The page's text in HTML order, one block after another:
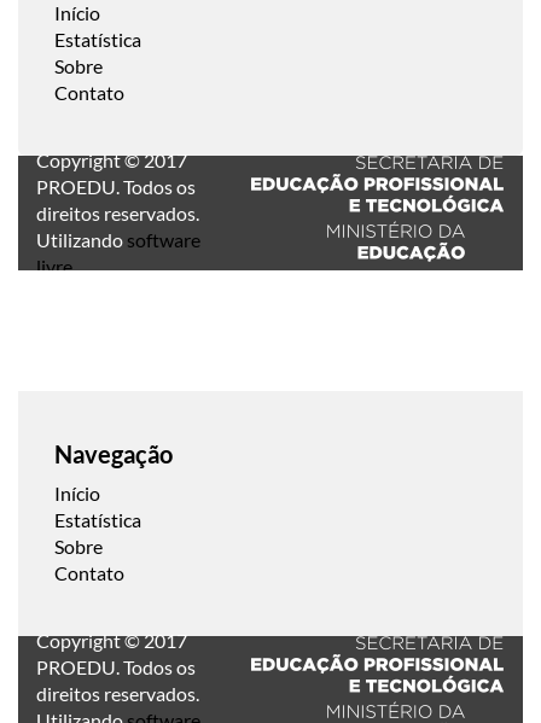
Início
Estatística
Sobre
Contato
Copyright © 2017
PROEDU. Todos os
direitos reservados.
Utilizando software
livre.
Navegação
Início
Estatística
Sobre
Contato
Copyright © 2017
PROEDU. Todos os
direitos reservados.